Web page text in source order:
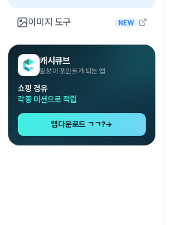
이미지 도구 NEW
캐시큐브
일상이 포인트가 되는 앱
쇼핑 경유
각종 미션으로 적립
앱다운로드 ㄱㄱ?→